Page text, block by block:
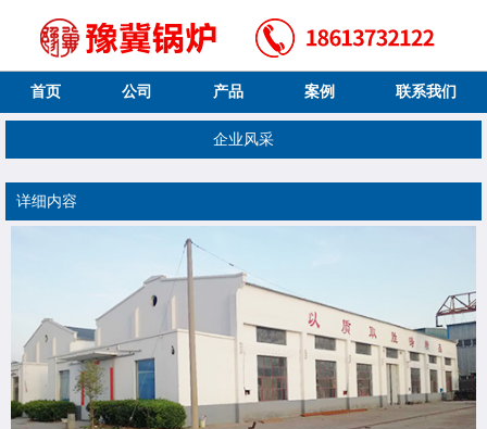
首页 公司 产品 案例 联系我们
企业风采
详细内容